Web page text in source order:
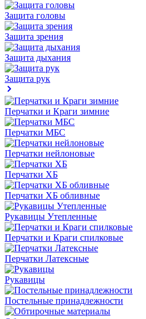
Защита головы
Защита зрения
Защита дыхания
Защита рук
Перчатки и Краги зимние
Перчатки МБС
Перчатки нейлоновые
Перчатки ХБ
Перчатки ХБ обливные
Рукавицы Утепленные
Перчатки и Краги спилковые
Перчатки Латексные
Рукавицы
Постельные принадлежности